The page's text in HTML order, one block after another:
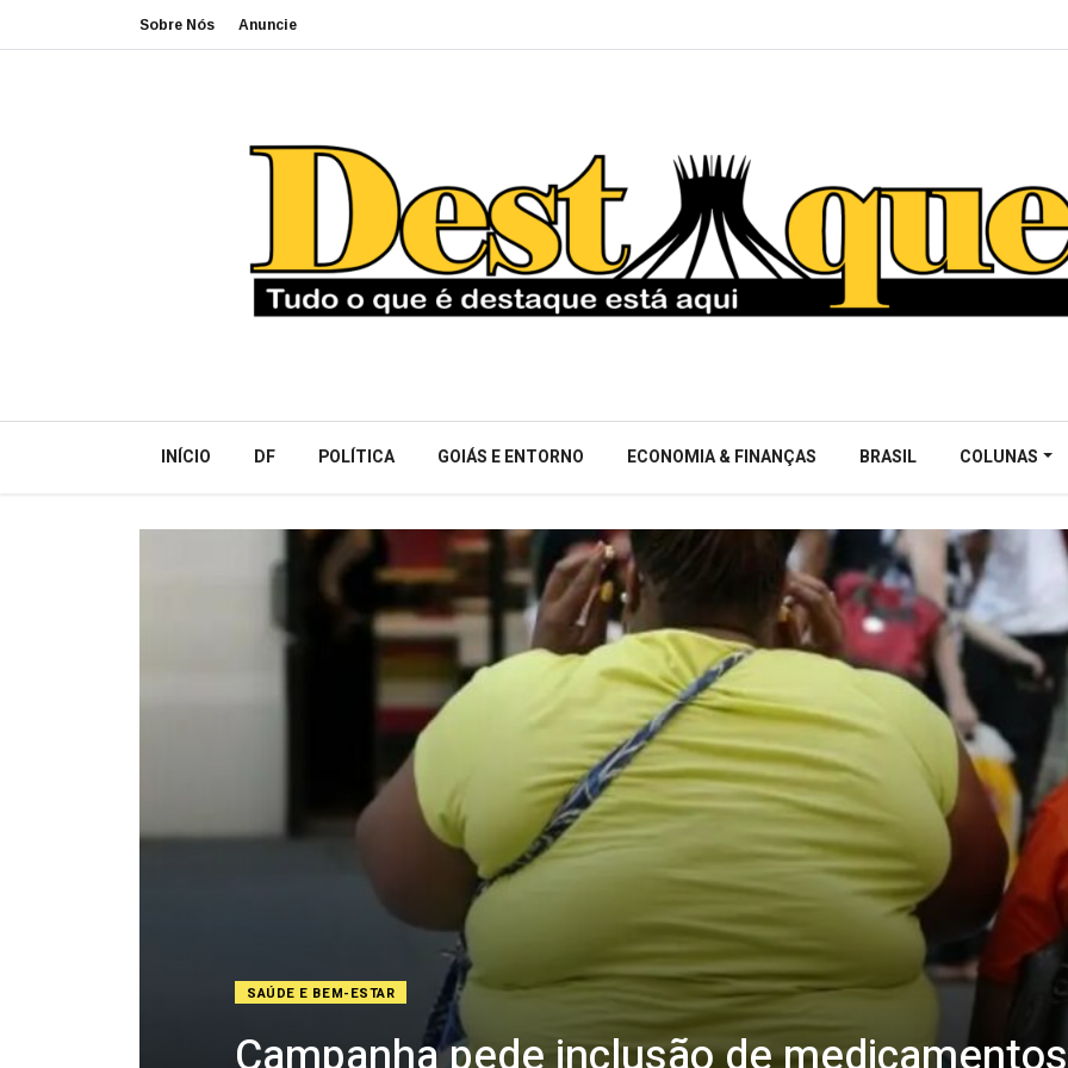
Sobre Nós Anuncie
INÍCIO DF POLÍTICA GOIÁS E ENTORNO ECONOMIA & FINANÇAS BRASIL COLUNAS
SAÚDE E BEM-ESTAR